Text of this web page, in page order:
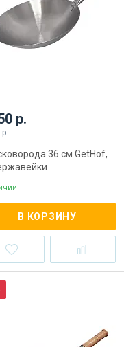
р.
р.
36 см GetHof,
В КОРЗИНУ